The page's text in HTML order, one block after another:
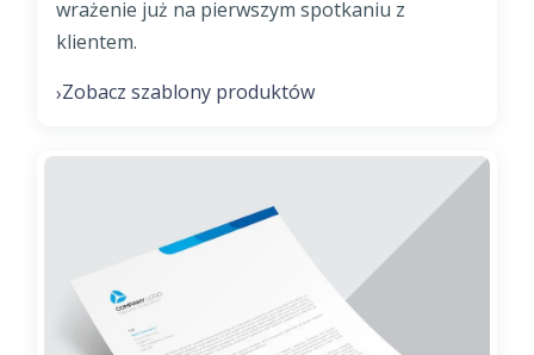
wrażenie już na pierwszym spotkaniu z
klientem.
›Zobacz szablony produktów